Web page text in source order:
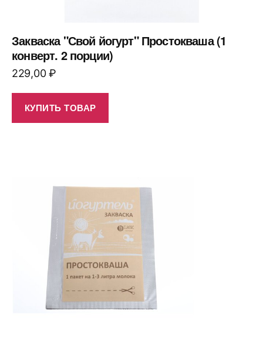
Закваска "Свой йогурт" Простокваша (1
конверт. 2 порции)
229,00₽
КУПИТЬ ТОВАР